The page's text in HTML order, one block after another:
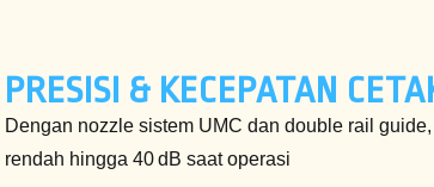
PRESISI & KECEPATAN
Dengan nozzle sistem UMC dan double rail
rendah hingga 40 dB saat operasi